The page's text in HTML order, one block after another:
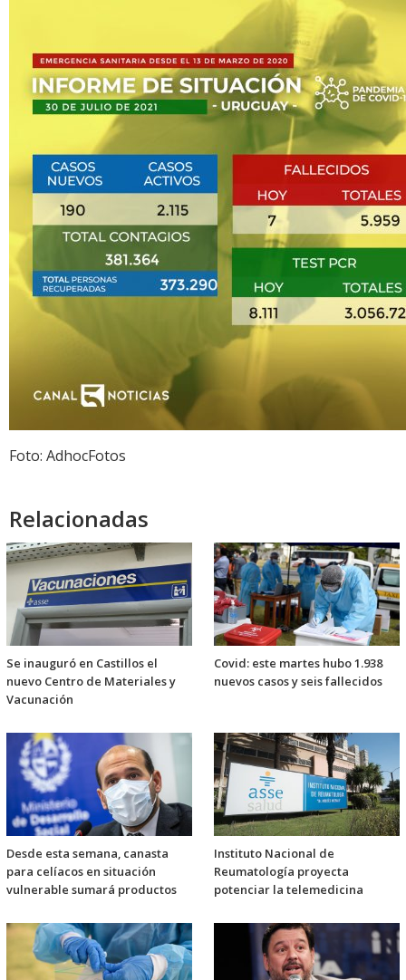
Foto: AdhocFotos
Relacionadas
Se inauguró en Castillos el
nuevo Centro de Materiales y
Vacunación
Covid: este martes hubo 1.938
nuevos casos y seis fallecidos
Desde esta semana, canasta
para celíacos en situación
vulnerable sumará productos
Instituto Nacional de
Reumatología proyecta
potenciar la telemedicina